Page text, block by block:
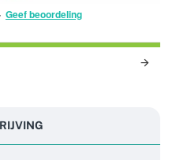
BEST VERKOCHT!
Geef beoordeling